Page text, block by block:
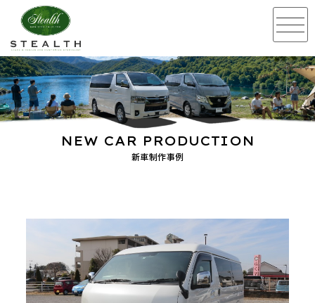
新車制作事例
NEW CAR PRODUCTION